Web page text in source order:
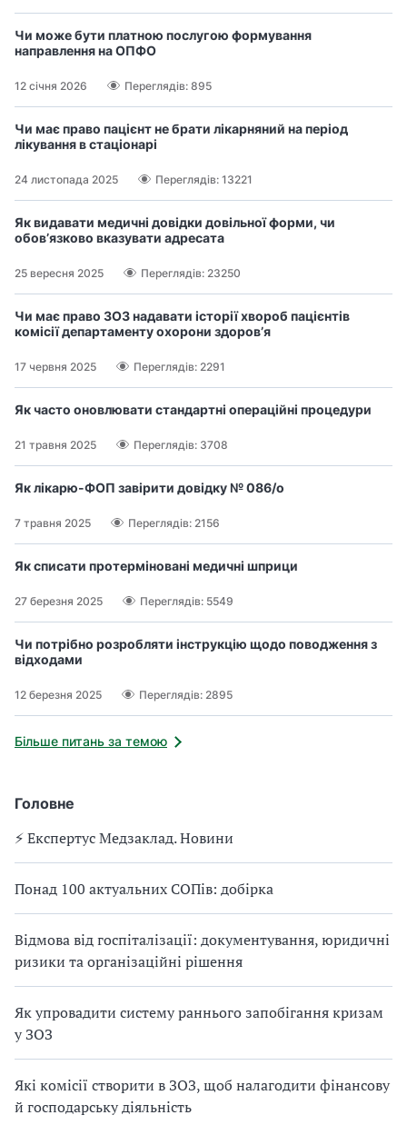
Головне
⚡️ Експертус Медзаклад. Новини
Понад 100 актуальних СОПів: добірка
Відмова від госпіталізації: документування, юридичні
ризики та організаційні рішення
Як упровадити систему раннього запобігання кризам
у ЗОЗ
Які комісії створити в ЗОЗ, щоб налагодити фінансову
й господарську діяльність
Чи може бути платною послугою формування
направлення на ОПФО
12 січня 2026 Переглядів: 895
Чи має право пацієнт не брати лікарняний на період
лікування в стаціонарі
24 листопада 2025 Переглядів: 13221
Як видавати медичні довідки довільної форми, чи
обов’язково вказувати адресата
25 вересня 2025 Переглядів: 23250
Чи має право ЗОЗ надавати історії хвороб пацієнтів
комісії департаменту охорони здоров’я
17 червня 2025 Переглядів: 2291
Як часто оновлювати стандартні операційні процедури
21 травня 2025 Переглядів: 3708
Як лікарю-ФОП завірити довідку № 086/о
7 травня 2025 Переглядів: 2156
Як списати протерміновані медичні шприци
27 березня 2025 Переглядів: 5549
Чи потрібно розробляти інструкцію щодо поводження з
відходами
12 березня 2025 Переглядів: 2895
Більше питань за темою